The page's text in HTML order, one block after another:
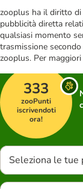
zooplus ha il diritto
pubblicità diretta
qualsiasi momento
trasmissione
zooplus. Per
333
zooPunti
iscrivendoti
ora!
Seleziona le tue